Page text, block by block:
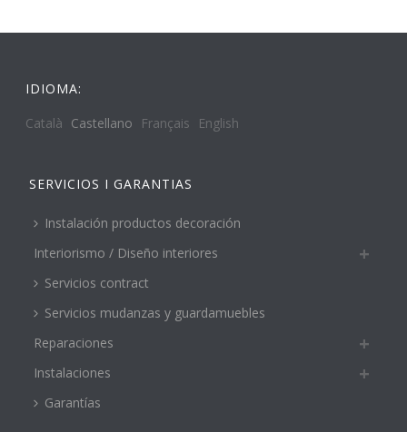
IDIOMA:
Català Castellano Français English
SERVICIOS I GARANTIAS
Instalación productos decoración
Interiorismo / Diseño interiores
Servicios contract
Servicios mudanzas y guardamuebles
Reparaciones
Instalaciones
Garantías